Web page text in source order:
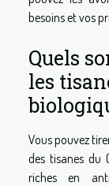
besoins et vos
Quels
les
Vous pouvez
des tisanes du
riches en